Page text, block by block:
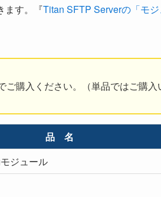
ます。『Titan SFTP Serverの「モ
購入ください。（単品ではご購入
品 名
ジュール